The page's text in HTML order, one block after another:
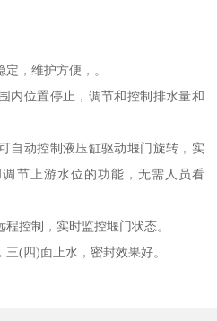
，维护方便，。
内位置停止，调节和控制排水量和
自动控制液压缸驱动堰门旋转，实
节上游水位的功能，无需人员看
控制，实时监控堰门状态。
(四)面止水，密封效果好。